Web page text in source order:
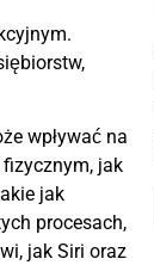
wpływać na
jak
jak
procesach,
jak Siri oraz